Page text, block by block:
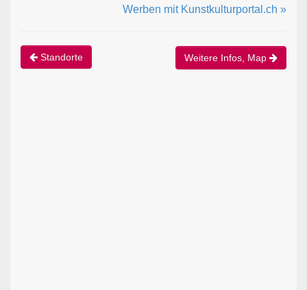
Werben mit Kunstkulturportal.ch »
Standorte Weitere Infos, Map